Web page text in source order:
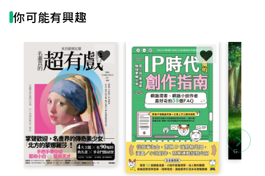
本書彙整將近300幅經典作品，包括梵谷、林布蘭、米勒
透過梵谷與他弟弟西奧的書信往來和藝術評論，
讓世人看見這位大師的靈感來源：
哪些藝術家啟發他？他的作品致敬誰？他怎麼看待藝
術？
他的弟弟西奧和弟媳，又是如何讓他被世人看見。
◎收藏米勒、複製米勒、超越米勒
梵谷最愛的作品之一，是農民畫家米勒的〈撒種者〉、
〈挖掘工〉、〈午睡〉……
你可能有興趣